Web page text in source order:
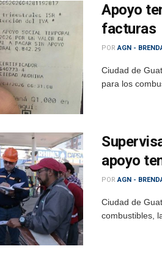
Apoyo
facturas
POR AGN -
Ciudad de
para los
apoyo
POR AGN -
Ciudad de
combustibles,